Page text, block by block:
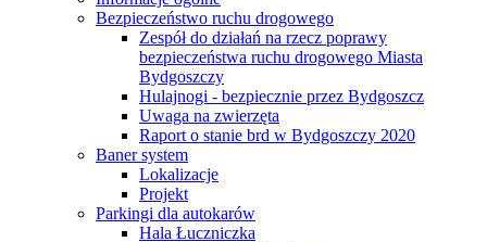
Bezpieczeństwo ruchu drogowego
Zespół do działań na rzecz poprawy
bezpieczeństwa ruchu drogowego Miasta
Bydgoszczy
Hulajnogi - bezpiecznie przez Bydgoszcz
Uwaga na zwierzęta
Raport o stanie brd w Bydgoszczy 2020
Baner system
Lokalizacje
Projekt
Parkingi dla autokarów
Hala Łuczniczka